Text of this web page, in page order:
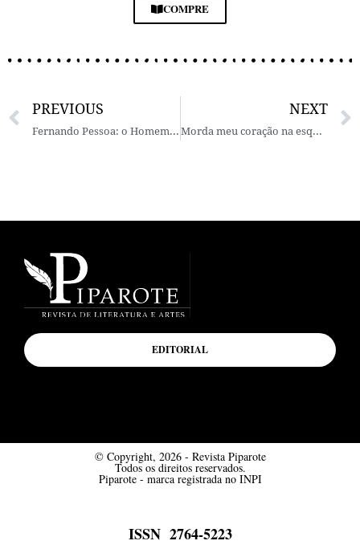
COMPRE
PREVIOUS
Fernando Pessoa: o Homem que era muita gente*
NEXT
Morda meu coração na esquina – Roberto Piva
EDITORIAL
© Copyright, 2026 - Revista Piparote
Todos os direitos reservados.
Piparote - marca registrada no INPI
ISSN 2764-5223